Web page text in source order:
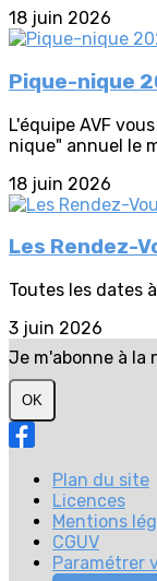
18 juin 2026
Pique-nique
L'équipe AVF
nique" annuel le
18 juin 2026
Les Rendez-
Toutes les dates
3 juin 2026
Je m'abonne à la
OK
Plan du site
Licences
Mentions
CGUV
Paramétrer